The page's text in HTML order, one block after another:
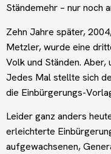
Ständemehr – nur noch
Zehn Jahre später,
Metzler, wurde eine
Volk und Ständen. Aber,
Jedes Mal stellte sich
die Einbürgerungs-
Leider ganz anders
erleichterte
aufgewachsenen,